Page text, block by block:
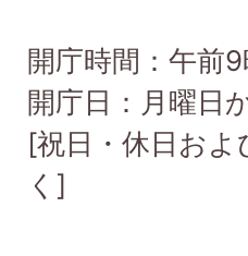
開庁時間：午前
開庁日：月曜日
[祝日・休日お
く]